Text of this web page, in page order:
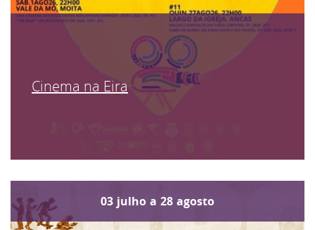
Cinema na Eira
03 julho a 28 agosto